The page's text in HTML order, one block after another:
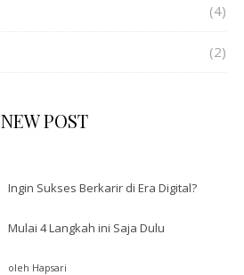
(4)
(2)
NEW POST
Ingin Sukses Berkarir di Era Digital?
Mulai 4 Langkah ini Saja Dulu
oleh Hapsari